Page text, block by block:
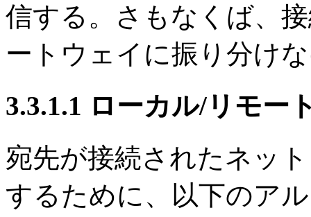
信する。さもなくば、
ートウェイに振り分け
3.3.1.1 ローカル/リモー
宛先が接続されたネッ
するために、以下のア